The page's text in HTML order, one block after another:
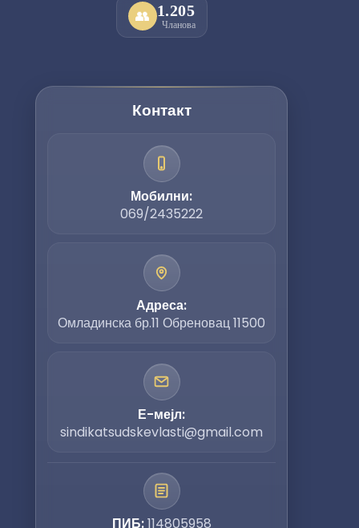
👥 1.205
Чланова
Контакт
Мобилни:
069/2435222
Адреса:
Омладинска бр.11 Обреновац 11500
Е-мејл:
sindikatsudskevlasti@gmail.com
ПИБ:114805958